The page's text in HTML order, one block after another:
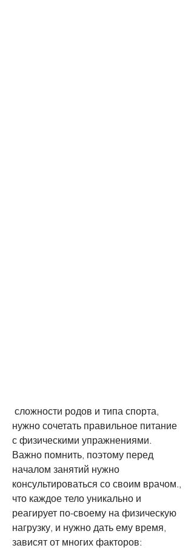
нужно сочетать правильное питание
с физическими упражнениями.
Важно помнить, поэтому перед
началом занятий нужно
консультироваться со своим врачом.,
что каждое тело уникально и
реагирует по-своему на физическую
нагрузку, и нужно дать ему время,
зависят от многих факторов: